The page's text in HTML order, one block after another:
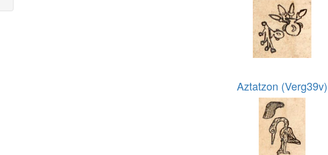
Aztatzon (Verg39v)